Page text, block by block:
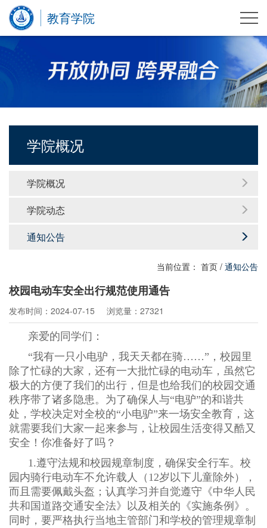
教育学院
学院概况
学院概况
学院动态
通知公告
当前位置： 首页 / 通知公告
校园电动车安全出行规范使用通告
发布时间：2024-07-15 浏览量：27321
亲爱的同学们：
“我有一只小电驴，我天天都在骑……” ，校园里
除了忙碌的大家，还有一大批忙碌的电动车 ，虽然它
极大的方便了我们的出行，但是也给我们的校园交通
秩序带了诸多隐患。为了确保人与“电驴”的和谐共
处，学校决定对全校的“小电驴”来一场安全教育，这
就需要我们大家一起来参与，让校园生活变得又酷又
安全！你准备好了吗？
1.遵守法规和校园规章制度，确保安全行车。 校
园内骑行电动车不允许载人（ 12岁以下儿童除外），
而且需要佩戴头盔； 认真学习并自觉遵守《中华人民
共和国道路交通安全法》以及相关的《实施条例》。
同时，要严格执行当地主管部门和学校的管理规章制